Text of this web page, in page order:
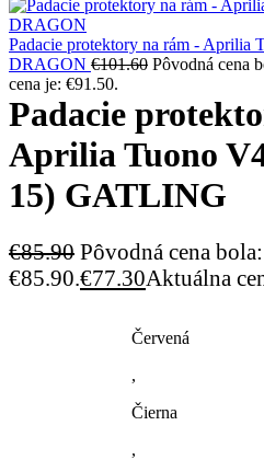
Padacie protektory na rám - Aprilia
DRAGON €101.60 Pôvodná cena
cena je: €91.50.
Padacie
Aprilia Tuono
15) GATLING
€85.90 Pôvodná cena bola:
€85.90.€77.30Aktuálna
Červená
,
Čierna
,